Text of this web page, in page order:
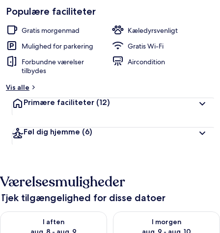
Populære faciliteter
Gratis morgenmad
Kæledyrsvenligt
Mulighed for parkering
Gratis Wi-Fi
Forbundne værelser
tilbydes
Aircondition
Vis alle
Primære faciliteter (12)
Føl dig hjemme (6)
Værelsesmuligheder
Tjek tilgængelighed for disse datoer
I aften
Tjek tilgængelighed for i aften aug. 8 - aug. 9
I morgen
Tjek tilgængelighed for i